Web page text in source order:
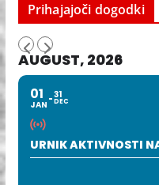
Prihajajoči dogodki
AUGUST, 2026
01
JAN
31
DEC
URNIK AKTIVNOSTI